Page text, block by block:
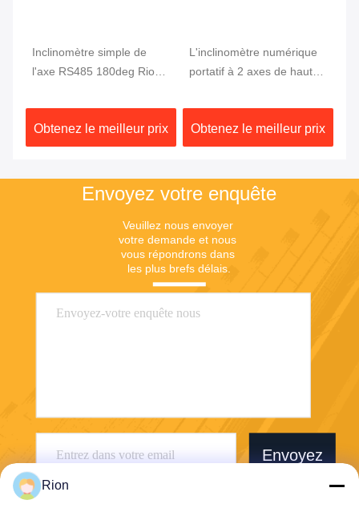
Inclinomètre simple de
l'axe RS485 180deg Rion
basse magnétique de
trouveur
Obtenez le meilleur prix
L'inclinomètre numérique
portatif à 2 axes de haute
degré
Obtenez le meilleur prix
Envoyez votre enquête
Veuillez nous envoyer
votre demande et nous
vous répondrons dans
les plus brefs délais.
Envoyez
Rion